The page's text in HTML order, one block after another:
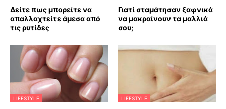
Δείτε πως μπορείτε να
απαλλαχτείτε άμεσα από
τις ρυτίδες
Γιατί σταμάτησαν ξαφνικά
να μακραίνουν τα μαλλιά
σου;
LIFESTYLE LIFESTYLE